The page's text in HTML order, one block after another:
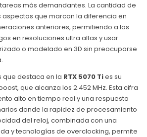
más demandantes. La cantidad de
aspectos que marcan la diferencia en
anteriores, permitiendo a los
en resoluciones ultra altas y usar
o modelado en 3D sin preocuparse
que destaca en la RTX 5070 Ties su
que alcanza los 2.452 MHz. Esta cifra
alto en tiempo real y una respuesta
donde la rapidez de procesamiento
del reloj, combinada con una
y tecnologías de overclocking, permite